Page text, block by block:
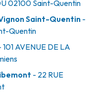
02100 Saint-Quentin
Saint-Quentin -
Quentin
101 AVENUE DE LA
- 22 RUE